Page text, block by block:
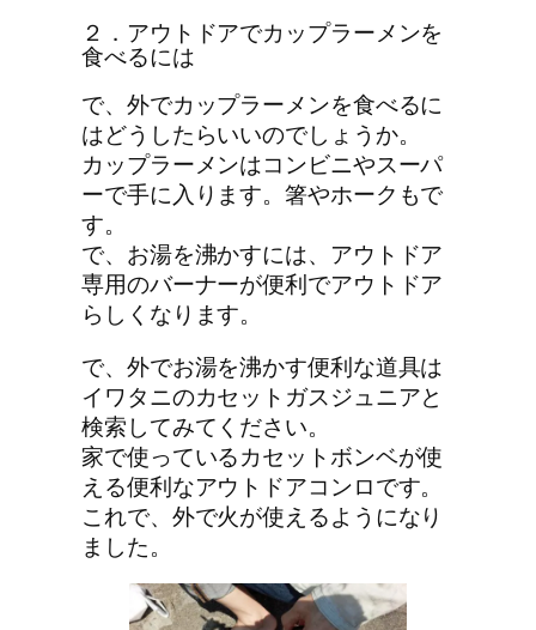
２．アウトドアでカップラーメンを
食べるには
で、外でカップラーメンを食べるに
はどうしたらいいのでしょうか。
カップラーメンはコンビニやスーパ
ーで手に入ります。箸やホークもで
す。
で、お湯を沸かすには、アウトドア
専用のバーナーが便利でアウトドア
らしくなります。
で、外でお湯を沸かす便利な道具は
イワタニのカセットガスジュニアと
検索してみてください。
家で使っているカセットボンベが使
える便利なアウトドアコンロです。
これで、外で火が使えるようになり
ました。